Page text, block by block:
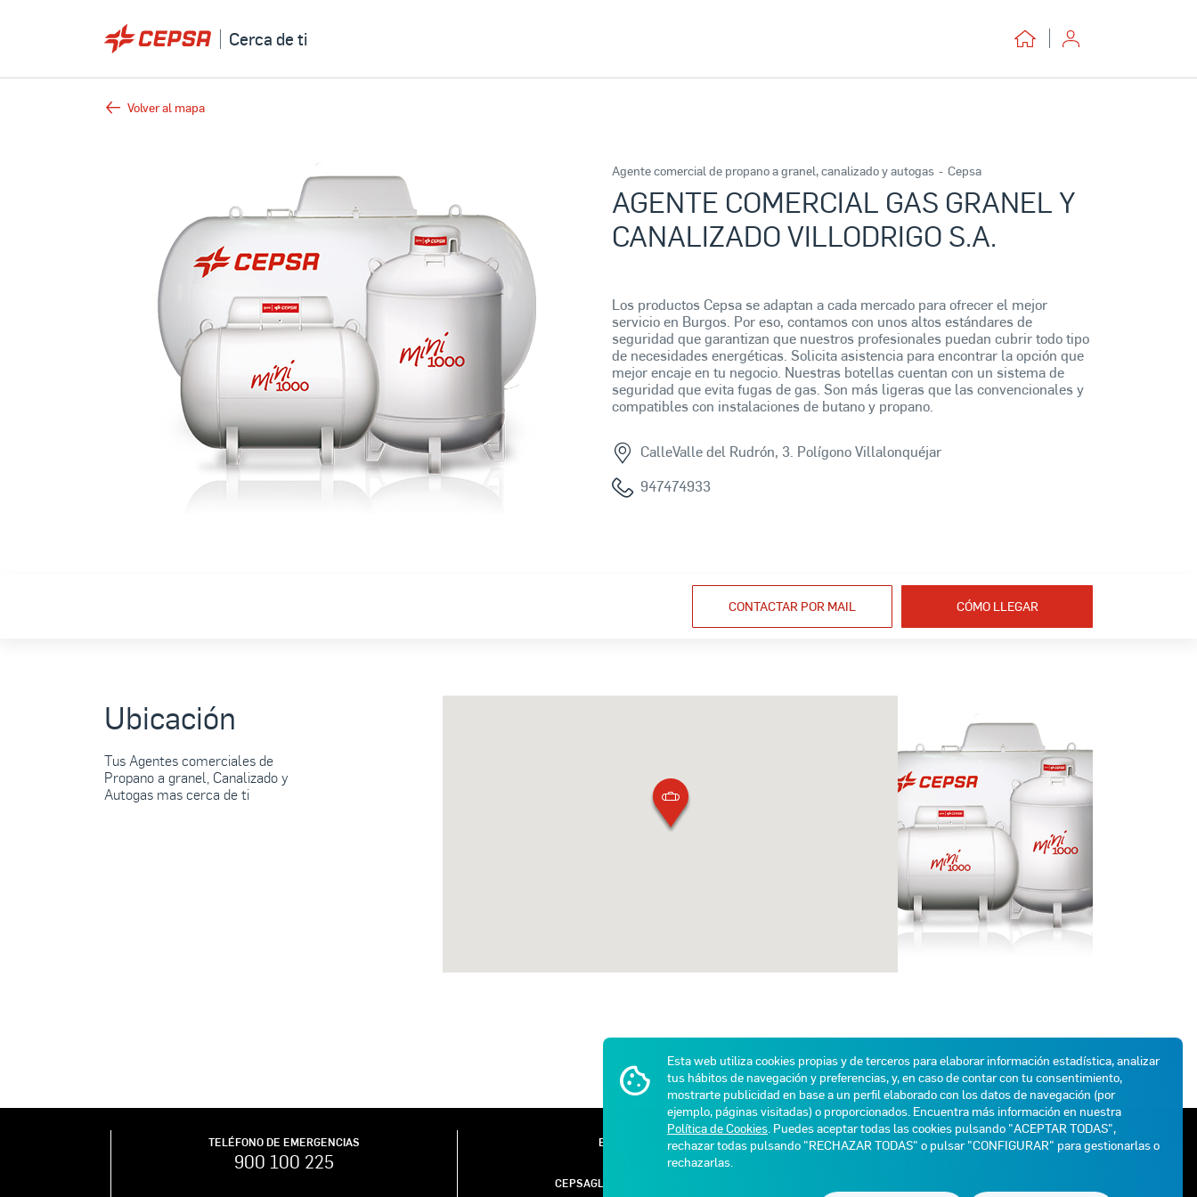
Esta web utiliza cookies propias y de terceros para elaborar información estadística, analizar
tus hábitos de navegación y preferencias, y, en caso de contar con tu consentimiento,
mostrarte publicidad en base a un perfil elaborado con los datos de navegación (por
ejemplo, páginas visitadas) o proporcionados. Encuentra más información en nuestra
Política de Cookies. Puedes aceptar todas las cookies pulsando "ACEPTAR TODAS",
rechazar todas pulsando "RECHAZAR TODAS" o pulsar "CONFIGURAR" para gestionarlas o
rechazarlas.
Cerca de ti
Volver al mapa
Agente comercial de propano a granel, canalizado y autogas - Cepsa
AGENTE COMERCIAL GAS GRANEL Y
CANALIZADO VILLODRIGO S.A.
Los productos Cepsa se adaptan a cada mercado para ofrecer el mejor
servicio en Burgos. Por eso, contamos con unos altos estándares de
seguridad que garantizan que nuestros profesionales puedan cubrir todo tipo
de necesidades energéticas. Solicita asistencia para encontrar la opción que
mejor encaje en tu negocio. Nuestras botellas cuentan con un sistema de
seguridad que evita fugas de gas. Son más ligeras que las convencionales y
compatibles con instalaciones de butano y propano.
CalleValle del Rudrón, 3. Polígono Villalonquéjar
947474933
CONTACTAR POR MAIL CÓMO LLEGAR
Ubicación
Tus Agentes comerciales de
Propano a granel, Canalizado y
Autogas mas cerca de ti
TELÉFONO DE EMERGENCIAS
900 100 225
E-MAIL
CEPSAGLP@GASIB.COM
ATENCIÓN AL CLIENTE